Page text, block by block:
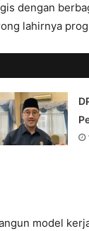
dengan
lahirnya
model